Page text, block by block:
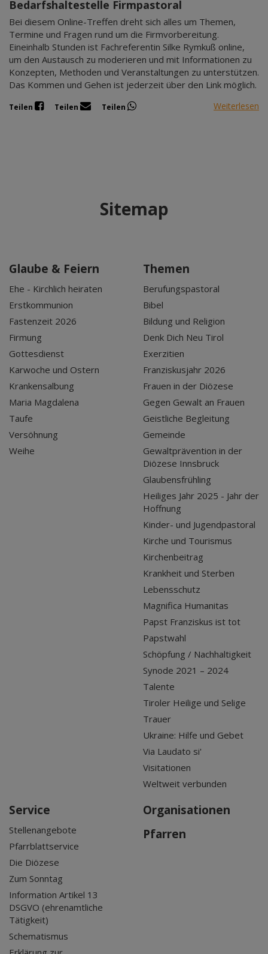
Bedarfshaltestelle Firmpastoral
Bei diesem Online-Treffen dreht sich alles um Themen,
Termine und Fragen rund um die Firmvorbereitung.
Eineinhalb Stunden ist Fachreferentin Silke Rymkuß online,
um den Austausch zu moderieren und mit Informationen zu
Konzepten, Methoden und Veranstaltungen zu unterstützen.
Das Kommen und Gehen ist jederzeit über den Link möglich.
Teilen Teilen Teilen Weiterlesen
Sitemap
Glaube & Feiern
Ehe - Kirchlich heiraten
Erstkommunion
Fastenzeit 2026
Firmung
Gottesdienst
Karwoche und Ostern
Krankensalbung
Maria Magdalena
Taufe
Versöhnung
Weihe
Themen
Berufungspastoral
Bibel
Bildung und Religion
Denk Dich Neu Tirol
Exerzitien
Franziskusjahr 2026
Frauen in der Diözese
Gegen Gewalt an Frauen
Geistliche Begleitung
Gemeinde
Gewaltprävention in der
Diözese Innsbruck
Glaubensfrühling
Heiliges Jahr 2025 - Jahr der
Hoffnung
Kinder- und Jugendpastoral
Kirche und Tourismus
Kirchenbeitrag
Krankheit und Sterben
Lebensschutz
Magnifica Humanitas
Papst Franziskus ist tot
Papstwahl
Schöpfung / Nachhaltigkeit
Synode 2021 – 2024
Talente
Tiroler Heilige und Selige
Trauer
Ukraine: Hilfe und Gebet
Via Laudato si'
Visitationen
Weltweit verbunden
Service
Stellenangebote
Pfarrblattservice
Die Diözese
Zum Sonntag
Information Artikel 13
DSGVO (ehrenamtliche
Tätigkeit)
Schematismus
Organisationen
Pfarren